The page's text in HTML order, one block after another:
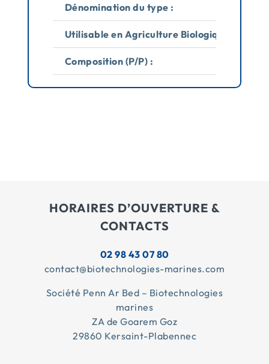
Dénomination du type :
Utilisable en Agriculture Biologique :
Composition (P/P) :
HORAIRES D’OUVERTURE &
CONTACTS
02 98 43 07 80
contact@biotechnologies-marines.com
Société Penn Ar Bed – Biotechnologies
marines
ZA de Goarem Goz
29860 Kersaint-Plabennec